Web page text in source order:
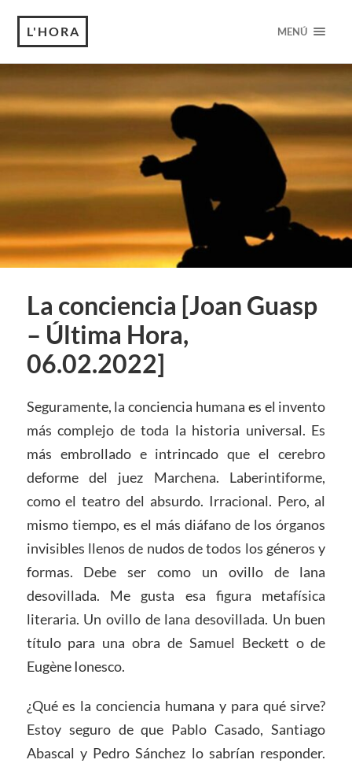
L'HORA MENÚ
La conciencia [Joan Guasp
– Última Hora,
06.02.2022]
Seguramente, la conciencia humana es el invento
más complejo de toda la historia universal. Es
más embrollado e intrincado que el cerebro
deforme del juez Marchena. Laberintiforme,
como el teatro del absurdo. Irracional. Pero, al
mismo tiempo, es el más diáfano de los órganos
invisibles llenos de nudos de todos los géneros y
formas. Debe ser como un ovillo de lana
desovillada. Me gusta esa figura metafísica
literaria. Un ovillo de lana desovillada. Un buen
título para una obra de Samuel Beckett o de
Eugène Ionesco.
¿Qué es la conciencia humana y para qué sirve?
Estoy seguro de que Pablo Casado, Santiago
Abascal y Pedro Sánchez lo sabrían responder.